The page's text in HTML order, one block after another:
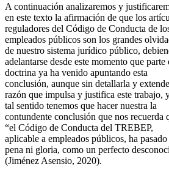
A continuación analizaremos y
en este texto la afirmación de que los
reguladores del Código de Conducta de
empleados públicos son los grandes
de nuestro sistema jurídico público,
adelantarse desde este momento que parte
doctrina ya ha venido apuntando esta
conclusión, aunque sin detallarla y
razón que impulsa y justifica este trabajo,
tal sentido tenemos que hacer nuestra la
contundente conclusión que nos recuerda
“el Código de Conducta del TREBEP,
aplicable a empleados públicos, ha pasado
pena ni gloria, como un perfecto
(Jiménez Asensio, 2020).